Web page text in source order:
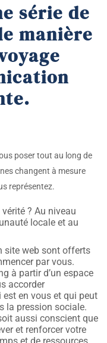
série de
manière
poser tout au long de
changent à mesure
représentez.
? Au niveau
locale et au
site web sont offerts
par vous.
à partir d’un espace
accorder
en vous et qui peut
la pression sociale.
aussi conscient que
et renforcer votre